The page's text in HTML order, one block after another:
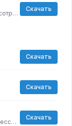
новый стандарт эффективной работы и сотрудничества
Скачать
Скачать
Скачать
Браузер разработан на базе многопроцессорной архитектуры, которая существенно повышает стабильность и безопасность загрузки страниц.
Скачать